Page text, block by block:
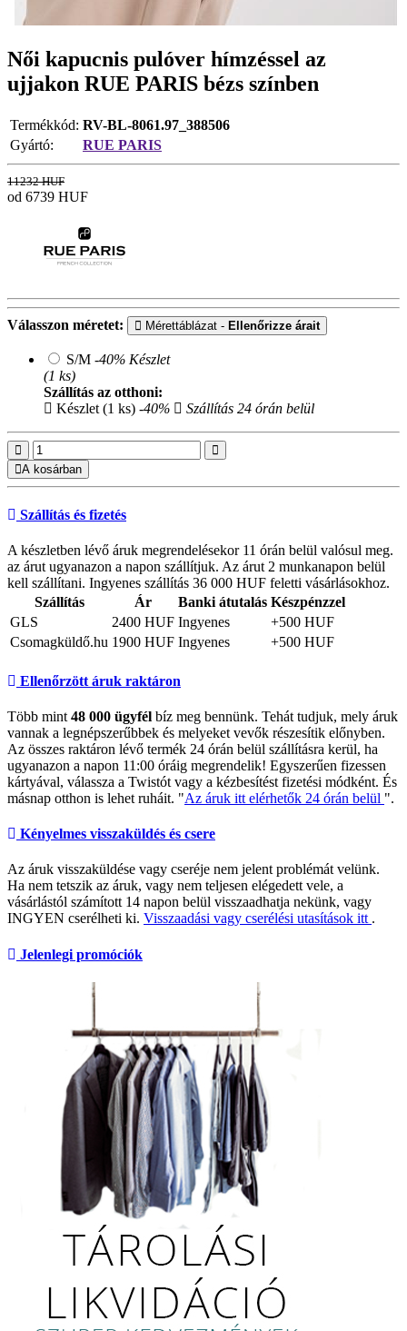
Női kapucnis pulóver hímzéssel az
ujjakon RUE PARIS bézs színben
Termékkód: RV-BL-8061.97_388506
Gyártó:
RUE PARIS
11232 HUF
od 6739 HUF
Válasszon méretet: Mérettáblázat - Ellenőrizze árait
S/M -40% Készlet
(1 ks)
Szállítás az otthoni:
Készlet (1 ks) -40% Szállítás 24 órán belül
A kosárban
Szállítás és fizetés
A készletben lévő áruk megrendelésekor 11 órán belül valósul meg.
az árut ugyanazon a napon szállítjuk. Az árut 2 munkanapon belül
kell szállítani. Ingyenes szállítás 36 000 HUF feletti vásárlásokhoz.
Szállítás
Ár Banki átutalás Készpénzzel
GLS
2400 HUF Ingyenes
+500 HUF
Csomagküldő.hu 1900 HUF Ingyenes +500 HUF
Ellenőrzött áruk raktáron
Több mint 48 000 ügyfél bíz meg bennünk. Tehát tudjuk, mely áruk
vannak a legnépszerűbbek és melyeket vevők részesítik előnyben.
Az összes raktáron lévő termék 24 órán belül szállításra kerül, ha
ugyanazon a napon 11:00 óráig megrendelik! Egyszerűen fizessen
kártyával, válassza a Twistót vagy a kézbesítést fizetési módként. És
másnap otthon is lehet ruháit. "Az áruk itt elérhetők 24 órán belül ".
Kényelmes visszaküldés és csere
Az áruk visszaküldése vagy cseréje nem jelent problémát velünk.
Ha nem tetszik az áruk, vagy nem teljesen elégedett vele, a
vásárlástól számított 14 napon belül visszaadhatja nekünk, vagy
INGYEN cserélheti ki. Visszaadási vagy cserélési utasítások itt .
Jelenlegi promóciók